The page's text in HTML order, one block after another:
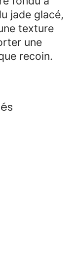
jade glacé,
texture
une
recoin.